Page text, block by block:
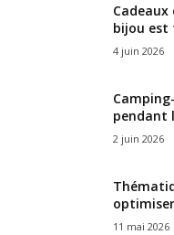
bijou est
4 juin 2026
pendant
2 juin 2026
11 mai 2026